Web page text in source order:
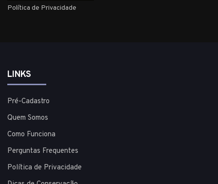
Política de Privacidade
LINKS
Pré-Cadastro
Quem Somos
Como Funciona
Perguntas Frequentes
Política de Privacidade